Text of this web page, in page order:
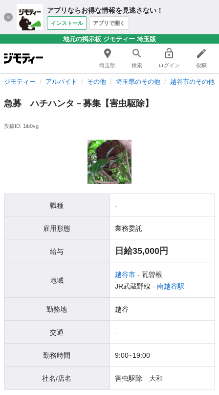
アプリならお得な情報を見逃さない！
インストール アプリで開く
地元の掲示板 ジモティー 埼玉版
埼玉県 検索 ログイン 投稿
ジモティー アルバイト その他 埼玉県のその他 越谷市のその他
急募 ハチハンタ－募集【害虫駆除】
投稿ID: 1ib0vg
職種 -
雇用形態 業務委託
給与 日給35,000円
地域
越谷市 - 瓦曽根
JR武蔵野線 - 南越谷駅
勤務地 越谷
交通 -
勤務時間 9:00~19:00
社名/店名 害虫駆除 大和